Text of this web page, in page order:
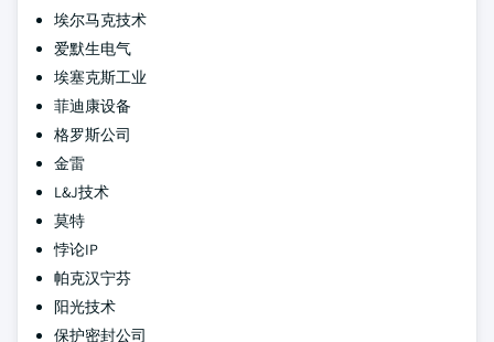
埃尔马克技术
爱默生电气
埃塞克斯工业
菲迪康设备
格罗斯公司
金雷
L&J技术
莫特
悖论IP
帕克汉宁芬
阳光技术
保护密封公司